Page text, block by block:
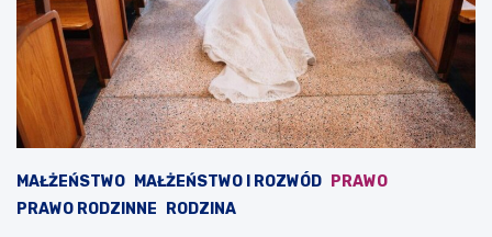
MAŁŻEŃSTWO MAŁŻEŃSTWO I ROZWÓD
PRAWO
PRAWO RODZINNE
RODZINA